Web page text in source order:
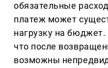
обязательные
платеж может
нагрузку на бюджет.
что после
возможны